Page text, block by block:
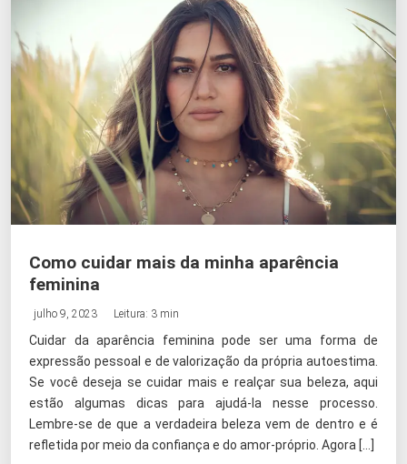
Como cuidar mais da minha aparência
feminina
julho 9, 2023 Leitura: 3 min
Cuidar da aparência feminina pode ser uma forma de
expressão pessoal e de valorização da própria autoestima.
Se você deseja se cuidar mais e realçar sua beleza, aqui
estão algumas dicas para ajudá-la nesse processo.
Lembre-se de que a verdadeira beleza vem de dentro e é
refletida por meio da confiança e do amor-próprio. Agora […]